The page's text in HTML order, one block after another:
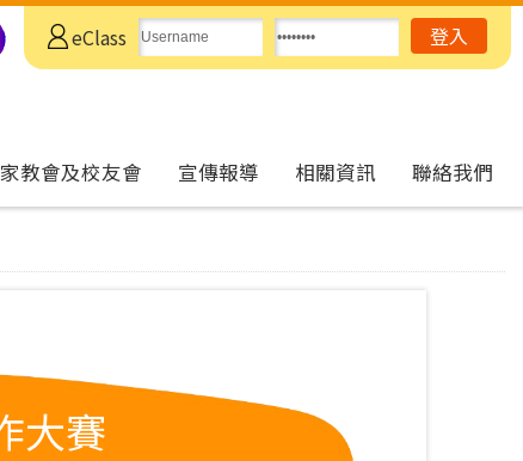
eClass
家教會及校友會 宣傳報導 相關資訊 聯絡我們
大賽